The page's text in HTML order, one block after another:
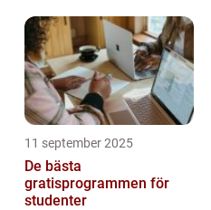
11 september 2025
De bästa
gratisprogrammen för
studenter